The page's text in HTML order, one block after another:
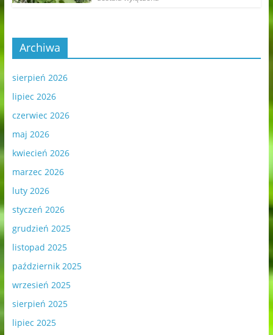
Archiwa
sierpień 2026
lipiec 2026
czerwiec 2026
maj 2026
kwiecień 2026
marzec 2026
luty 2026
styczeń 2026
grudzień 2025
listopad 2025
październik 2025
wrzesień 2025
sierpień 2025
lipiec 2025